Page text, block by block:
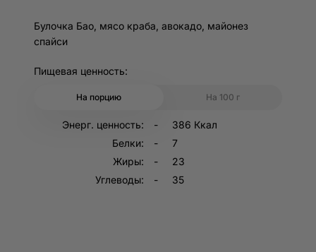
Булочка Бао, мясо краба, авокадо, майонез
спайси
Пищевая ценность:
На порцию На 100 г
Энерг. ценность:
386 Ккал
Белки:
7
Жиры:
23
Углеводы:
35